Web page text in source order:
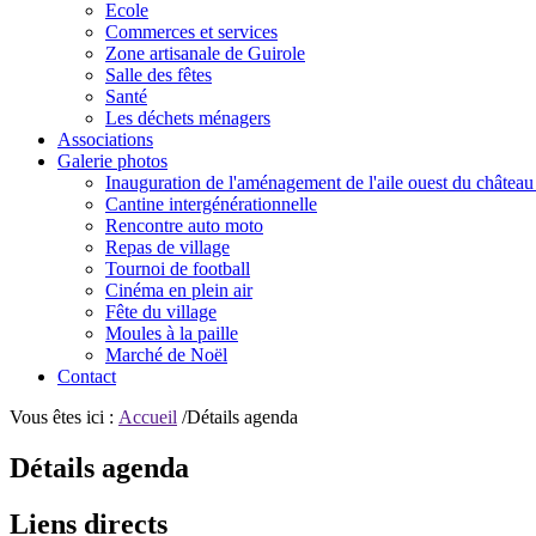
Ecole
Commerces et services
Zone artisanale de Guirole
Salle des fêtes
Santé
Les déchets ménagers
Associations
Galerie photos
Inauguration de l'aménagement de l'aile ouest du
Cantine intergénérationnelle
Rencontre auto moto
Repas de village
Tournoi de football
Cinéma en plein air
Fête du village
Moules à la paille
Marché de Noël
Contact
Vous êtes ici : Accueil /Détails agenda
Détails agenda
Liens directs